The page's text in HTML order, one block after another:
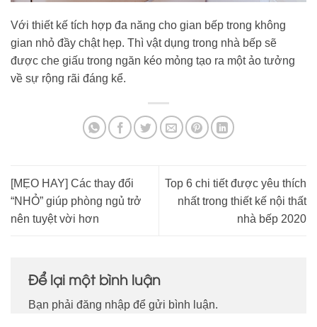
Với thiết kế tích hợp đa năng cho gian bếp trong không
gian nhỏ đầy chật hẹp. Thì vật dụng trong nhà bếp sẽ
được che giấu trong ngăn kéo mỏng tạo ra một ảo tưởng
về sự rộng rãi đáng kể.
[MẸO HAY] Các thay đổi
“NHỎ” giúp phòng ngủ trở
nên tuyệt vời hơn
Top 6 chi tiết được yêu thích
nhất trong thiết kế nội thất
nhà bếp 2020
Để lại một bình luận
Bạn phải đăng nhập để gửi bình luận.